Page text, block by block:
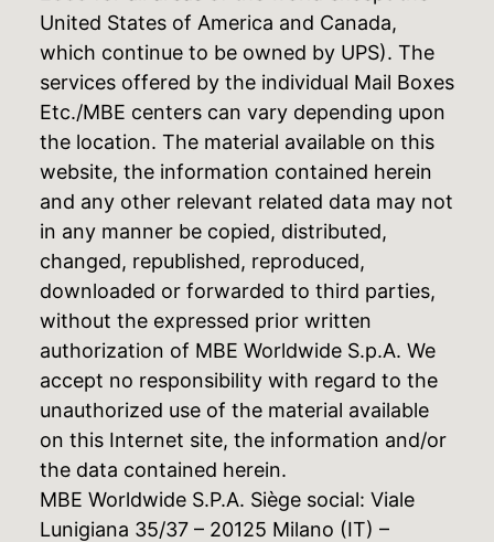
United States of America and Canada,
which continue to be owned by UPS). The
services offered by the individual Mail Boxes
Etc./MBE centers can vary depending upon
the location. The material available on this
website, the information contained herein
and any other relevant related data may not
in any manner be copied, distributed,
changed, republished, reproduced,
downloaded or forwarded to third parties,
without the expressed prior written
authorization of MBE Worldwide S.p.A. We
accept no responsibility with regard to the
unauthorized use of the material available
on this Internet site, the information and/or
the data contained herein.
MBE Worldwide S.P.A. Siège social: Viale
Lunigiana 35/37 – 20125 Milano (IT) –